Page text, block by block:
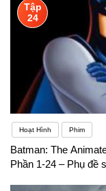
Tập
24
Hoạt Hình Phim
Batman: The
Phần 1-24 – Phụ đề